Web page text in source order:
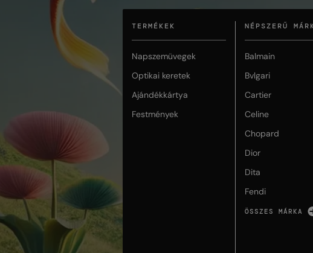
TERMÉKEK
Napszemüvegek
Optikai keretek
Ajándékkártya
Festmények
NÉPSZERŰ
Balmain
Bvlgari
Cartier
Celine
Chopard
Dior
Dita
Fendi
ÖSSZES MÁRKA